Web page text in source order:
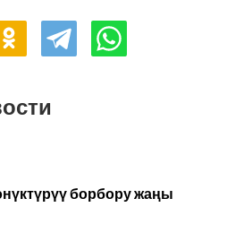
борбору жаңы